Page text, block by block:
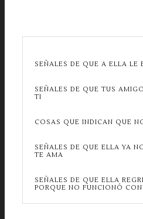
SEÑALES DE QUE A ELLA LE
SEÑALES DE QUE TUS
TI
COSAS QUE INDICAN QUE
SEÑALES DE QUE ELLA YA
TE AMA
SEÑALES DE QUE ELLA
PORQUE NO FUNCIONÓ